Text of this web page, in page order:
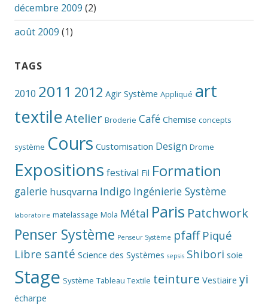
décembre 2009 (2)
août 2009 (1)
TAGS
2010 2011 2012 Agir Système Appliqué art
textileAtelier Broderie Café Chemise concepts
système Cours Customisation Design Drome
Expositions festival Fil Formation
galerie husqvarna Indigo Ingénierie Système
laboratoire matelassage Mola Métal Paris Patchwork
Penser Système Penseur Système pfaff Piqué
Libre santé Science des Systèmes sepsis Shibori soie
Stage Système Tableau Textile teinture Vestiaire yi
écharpe